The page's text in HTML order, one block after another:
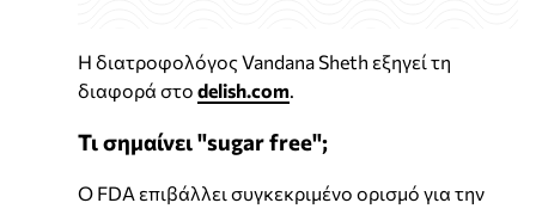
Η διατροφολόγος Vandana Sheth εξηγεί τη
διαφορά στο delish.com
Τι σημαίνει "sugar free";
Ο FDA επιβάλλει συγκεκριμένο ορισμό για την